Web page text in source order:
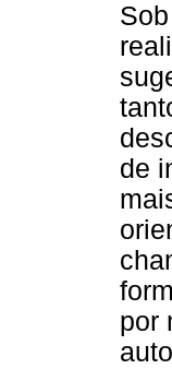
de
por